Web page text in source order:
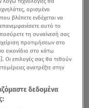
ορισμένο
βλέπετε ενδέχεται να
αυτό το
τη συναίνεσή σας
προτιμήσεων στο
εικονίδιο στο κάτω
Οι επιλογές σας θα τεθούν
ανατρέξτε στην
δεδομένα